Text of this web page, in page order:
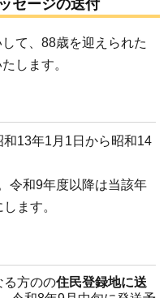
セージの送付
て、88歳を迎えられた
します。
13年1月1日から昭和14
令和9年度以降は当該年
ます。
る方のの住民登録地に送